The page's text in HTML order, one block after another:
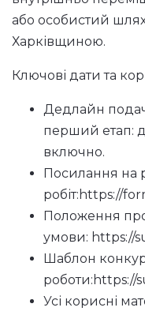
або особистий
Харківщиною.
Ключові дати та
Дедлайн
перший етап:
включно.
Посилання на
робіт: https://
Положення
умови: https://
Шаблон
роботи: https://
Усі корисні